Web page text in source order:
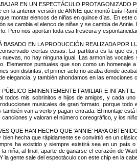
EN UN ESPECTÁCULO PROTAGONIZADO
la anterior versión de ANNIE que montó Luís
montar elencos de niñas en quince días. En
se cambia el elenco de niñas y se cambia de
Pero nos aportan toda esa frescura y
BASADO EN LA PRODUCCIÓN REALIZADA POR
ciertas cosas. La partitura es la que
no hay ninguna igual. Las armonías
Elementos puntuales que son como un
son distintas, el primer acto no acaba donde
elegancia, y también ahondamos en las
EMINENTEMENTE FAMILIAR E
todos mis sobrinitos e hijos de amigos, y cada
musicales de gran formato, porque
van a verlo y pagan entrada. El montaje
y valoran el número coreográfico, y los
QUE HAN HECHO QUE ‘ANNIE’ HAYA
bien hecha que rápidamente se convirtió en un
ha existido y siempre existirá sea en un país
niña, al final, aparte de ganarse el corazón de
la gente sale del espectáculo con este chip en la